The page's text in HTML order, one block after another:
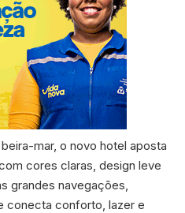
mar, o novo hotel aposta
cores claras, design leve
grandes navegações,
conecta conforto, lazer e